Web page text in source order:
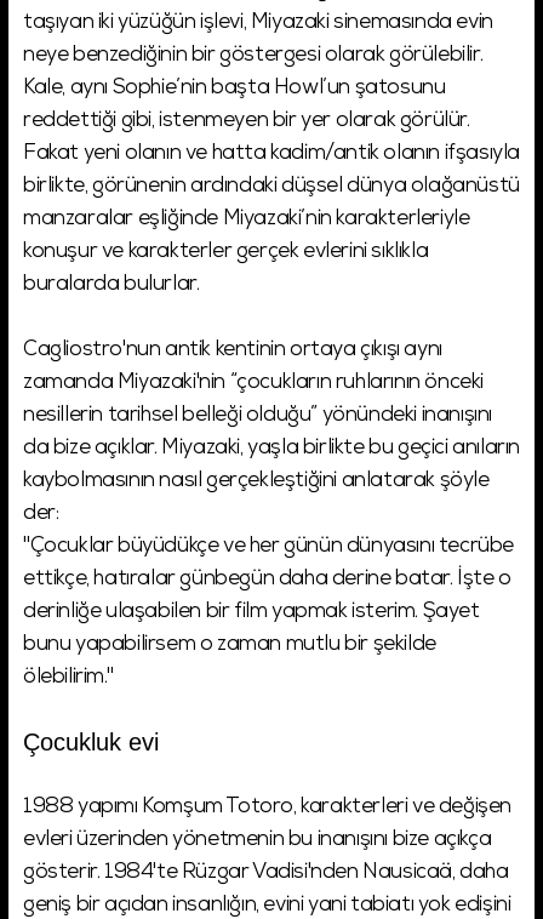
taşıyan iki yüzüğün işlevi, Miyazaki sinemasında evin
neye benzediğinin bir göstergesi olarak görülebilir.
Kale, aynı Sophie’nin başta Howl’un şatosunu
reddettiği gibi, istenmeyen bir yer olarak görülür.
Fakat yeni olanın ve hatta kadim/antik olanın ifşasıyla
birlikte, görünenin ardındaki düşsel dünya olağanüstü
manzaralar eşliğinde Miyazaki’nin karakterleriyle
konuşur ve karakterler gerçek evlerini sıklıkla
buralarda bulurlar.
Cagliostro'nun antik kentinin ortaya çıkışı aynı
zamanda Miyazaki'nin “çocukların ruhlarının önceki
nesillerin tarihsel belleği olduğu” yönündeki inanışını
da bize açıklar. Miyazaki, yaşla birlikte bu geçici anıların
kaybolmasının nasıl gerçekleştiğini anlatarak şöyle
der:
"Çocuklar büyüdükçe ve her günün dünyasını tecrübe
ettikçe, hatıralar günbegün daha derine batar. İşte o
derinliğe ulaşabilen bir film yapmak isterim. Şayet
bunu yapabilirsem o zaman mutlu bir şekilde
ölebilirim."
Çocukluk evi
1988 yapımı Komşum Totoro, karakterleri ve değişen
evleri üzerinden yönetmenin bu inanışını bize açıkça
gösterir. 1984'te Rüzgar Vadisi'nden Nausicaä, daha
geniş bir açıdan insanlığın, evini yani tabiatı yok edişini